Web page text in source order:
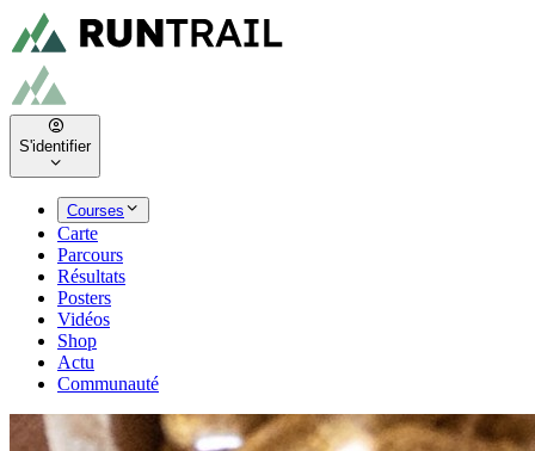
S'identifier
Courses
Carte
Parcours
Résultats
Posters
Vidéos
Shop
Actu
Communauté